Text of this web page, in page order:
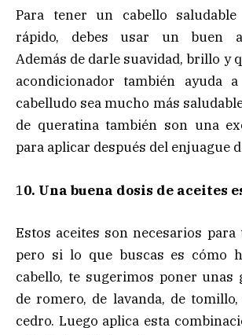
Para tener un cabello
rápido, debes usar un buen
Además de darle suavidad, brillo y
acondicionador también ayuda
cabelludo sea mucho más
de queratina también son una
para aplicar después del enjuague
10. Una buena dosis de aceites
Estos aceites son necesarios para
pero si lo que buscas es cómo
cabello, te sugerimos poner unas
de romero, de lavanda, de
cedro. Luego aplica esta